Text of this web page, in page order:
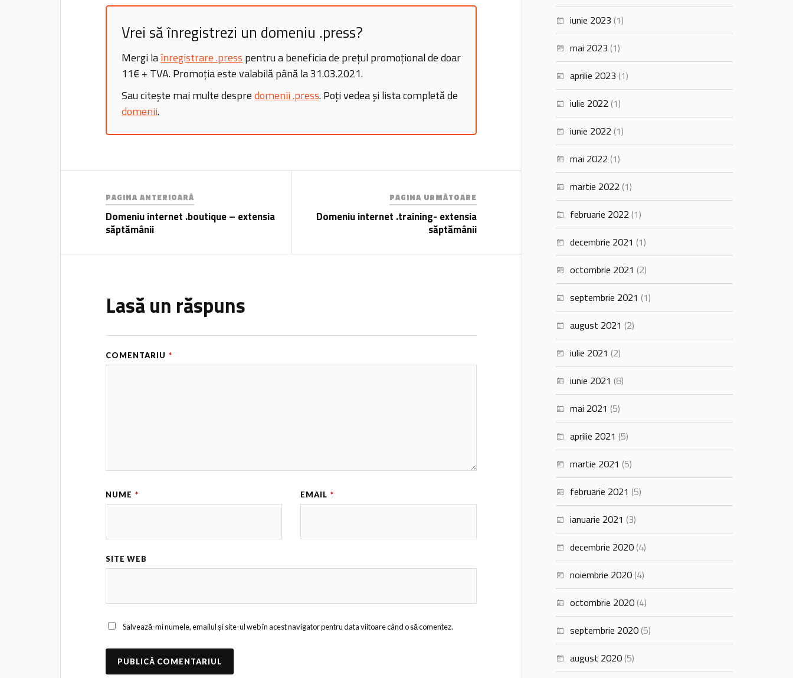
Vrei să înregistrezi un domeniu .press?
Mergi laînregistrare .press pentru a beneficia de prețul promoțional de doar
11€ + TVA. Promoția este valabilă până la 31.03.2021.
Sau citește mai multe despredomenii .press. Poți vedea și lista completă de
domenii.
PAGINA ANTERIOARĂ
Domeniu internet .boutique – extensia
săptămânii
PAGINA URMĂTOARE
Domeniu internet .training- extensia
săptămânii
Lasă un răspuns
COMENTARIU *
NUME * EMAIL *
SITE WEB
Salvează-mi numele, emailul și site-ul web în acest navigator pentru data viitoare când o să comentez.
iunie 2023 (1)
mai 2023 (1)
aprilie 2023 (1)
iulie 2022 (1)
iunie 2022 (1)
mai 2022 (1)
martie 2022 (1)
februarie 2022 (1)
decembrie 2021 (1)
octombrie 2021 (2)
septembrie 2021 (1)
august 2021 (2)
iulie 2021 (2)
iunie 2021 (8)
mai 2021 (5)
aprilie 2021 (5)
martie 2021 (5)
februarie 2021 (5)
ianuarie 2021 (3)
decembrie 2020 (4)
noiembrie 2020 (4)
octombrie 2020 (4)
septembrie 2020 (5)
august 2020 (5)